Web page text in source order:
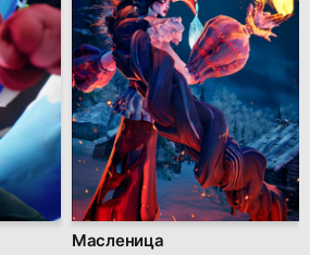
Масленица